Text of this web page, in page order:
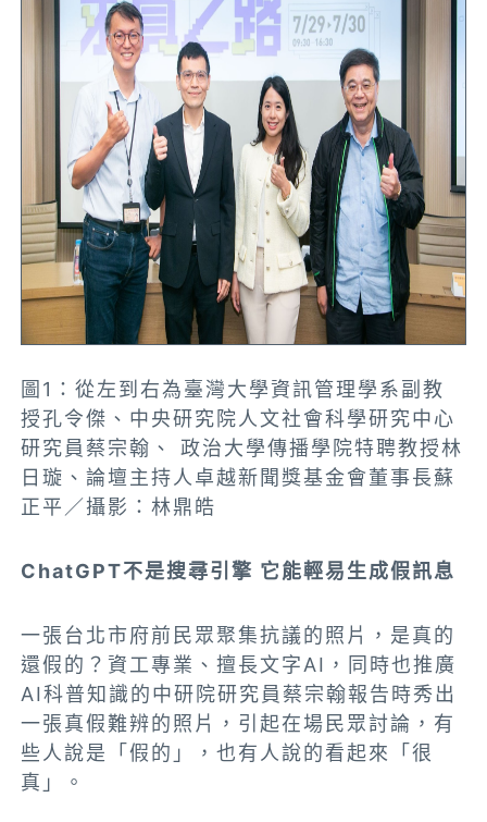
圖1：從左到右為臺灣大學資訊管理學系副教
授孔令傑、中央研究院人文社會科學研究中心
研究員蔡宗翰、 政治大學傳播學院特聘教授林
日璇、論壇主持人卓越新聞獎基金會董事長蘇
正平／攝影：林鼎皓
ChatGPT不是搜尋引擎 它能輕易生成假訊息
一張台北市府前民眾聚集抗議的照片，是真的
還假的？資工專業、擅長文字AI，同時也推廣
AI科普知識的中研院研究員蔡宗翰報告時秀出
一張真假難辨的照片，引起在場民眾討論，有
些人說是「假的」，也有人說的看起來「很
真」。